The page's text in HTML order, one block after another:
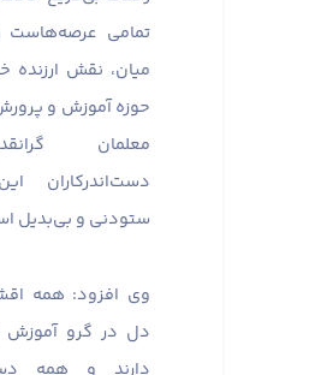
تمامی عرصه‌هاست
میان، نقش ارزنده
حوزه آموزش و
معلمان
دست‌اندرکاران
ستودنی و بی‌بدیل
وی افزود: همه
دل در گرو